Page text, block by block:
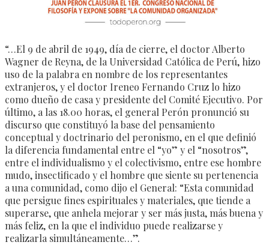
“…El 9 de abril de 1949, día de cierre, el doctor Alberto
Wagner de Reyna, de la Universidad Católica de Perú, hizo
uso de la palabra en nombre de los representantes
extranjeros, y el doctor Ireneo Fernando Cruz lo hizo
como dueño de casa y presidente del Comité Ejecutivo. Por
último, a las 18.00 horas, el general Perón pronunció su
discurso que constituyó la base del pensamiento
conceptual y doctrinario del peronismo, en el que definió
la diferencia fundamental entre el “yo” y el “nosotros”,
entre el individualismo y el colectivismo, entre ese hombre
mudo, insectificado y el hombre que siente su pertenencia
a una comunidad, como dijo el General: “Esta comunidad
que persigue fines espirituales y materiales, que tiende a
superarse, que anhela mejorar y ser más justa, más buena y
más feliz, en la que el individuo puede realizarse y
realizarla simultáneamente…”.